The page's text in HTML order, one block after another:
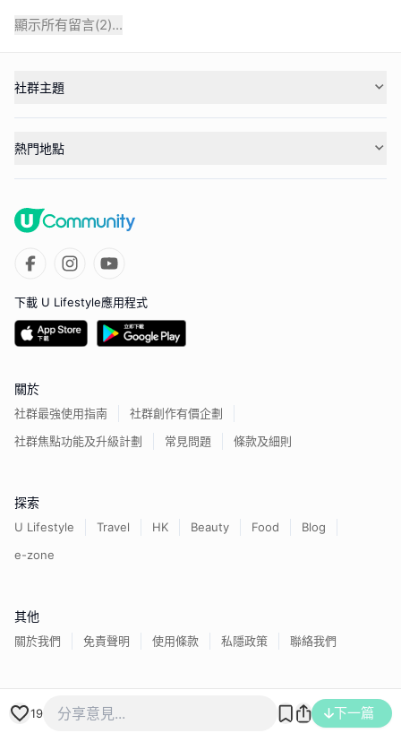
顯示所有留言(2)...
19 下一篇
社群主題
熱門地點
下載 U Lifestyle應用程式
關於
社群最強使用指南
社群創作有價企劃
社群焦點功能及升級計劃
常見問題 條款及細則
探索
U Lifestyle Travel HK Beauty Food
Blog
e-zone
其他
關於我們 免責聲明 使用條款 私隱政策 聯絡我們
香港經濟日報版權所有©